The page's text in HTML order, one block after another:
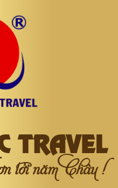
TRAVEL
tới năm Châu !